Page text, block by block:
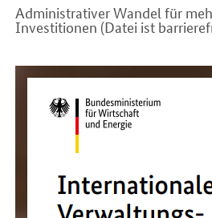
Administrativer Wandel für
Investitionen (Datei ist